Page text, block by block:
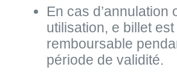
En cas d’annulation
utilisation, e billet est
remboursable
période de validité.